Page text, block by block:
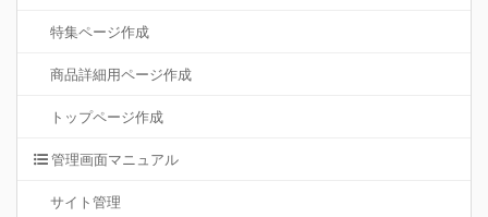
特集ページ作成
商品詳細用ページ作成
トップページ作成
管理画面マニュアル
サイト管理